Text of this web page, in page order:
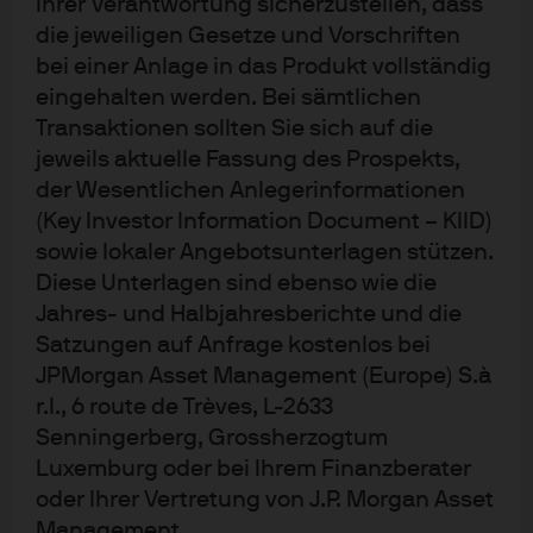
Ihrer Verantwortung sicherzustellen, dass
die jeweiligen Gesetze und Vorschriften
bei einer Anlage in das Produkt vollständig
eingehalten werden. Bei sämtlichen
Transaktionen sollten Sie sich auf die
jeweils aktuelle Fassung des Prospekts,
der Wesentlichen Anlegerinformationen
(Key Investor Information Document – KIID)
sowie lokaler Angebotsunterlagen stützen.
Diese Unterlagen sind ebenso wie die
Jahres- und Halbjahresberichte und die
Satzungen auf Anfrage kostenlos bei
JPMorgan Asset Management (Europe) S.à
r.l., 6 route de Trèves, L-2633
Senningerberg, Grossherzogtum
Luxemburg oder bei Ihrem Finanzberater
oder Ihrer Vertretung von J.P. Morgan Asset
Webcast: Fixed Income
Investment Quarterly
Makro- und
thematisches Research
Makro-Perspektiven